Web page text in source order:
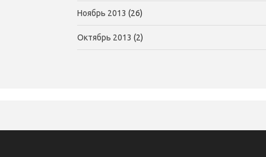
Ноябрь 2013 (26)
Октябрь 2013 (2)